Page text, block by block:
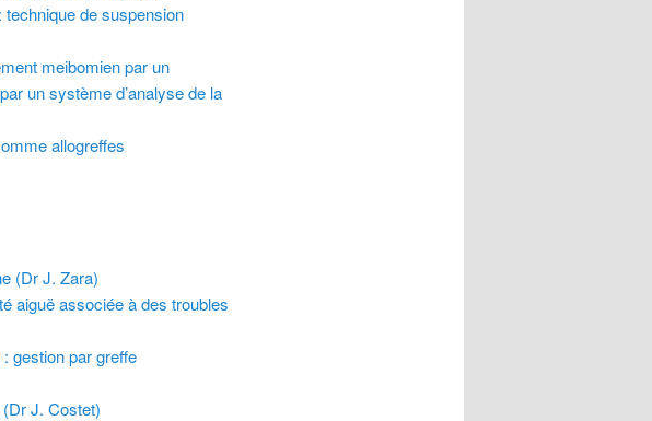
de suspension
meibomien par un
un système d’analyse de la
allogreffes
(Dr J. Zara)
aiguë associée à des troubles
gestion par greffe
J. Costet)